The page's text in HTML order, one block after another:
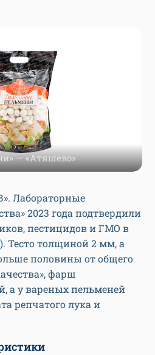
— «Атяшево»
Лабораторные
2023 года подтвердили
пестицидов и ГМО в
. Тесто толщиной 2 мм, а
половины от общего
фарш
а у вареных пельменей
репчатого лука и